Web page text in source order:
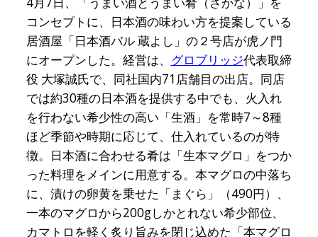
コンセプトに、日本酒の味わい方を提案している
居酒屋「日本酒バル 蔵よし」の２号店が虎ノ門
にオープンした。経営は、
グロブリッジ代表取締
役 大塚誠氏で、同社国内71店舗目の出店。同店
では約30種の日本酒を提供する中でも、火入れ
を行わない希少性の高い「生酒」を常時7～8種
ほど季節や時期に応じて、仕入れているのが特
徴。日本酒に合わせる肴は「生本マグロ」をつか
った料理をメインに用意する。本マグロの中落ち
に、漬けの卵黄を乗せた「まぐら」（490円）、
一本のマグロから200gしかとれない希少部位、
カマトロを軽く炙り旨みを閉じ込めた「本マグロ